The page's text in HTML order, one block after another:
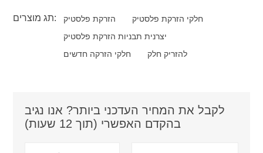
תג מוצרים: הזרקת פלסטיק
חלקי הזרקת פלסטיק
יצרנית תבניות הזרקת פלסטיק
חלקי הזרקה חדשים
להזריק חלק
לקבל את המחיר העדכני ביותר? אנו נגיב
בהקדם האפשרי (תוך 12 שעות)